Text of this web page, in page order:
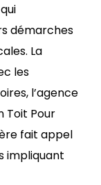
démarches
La
les
l’agence
Toit Pour
fait appel
impliquant